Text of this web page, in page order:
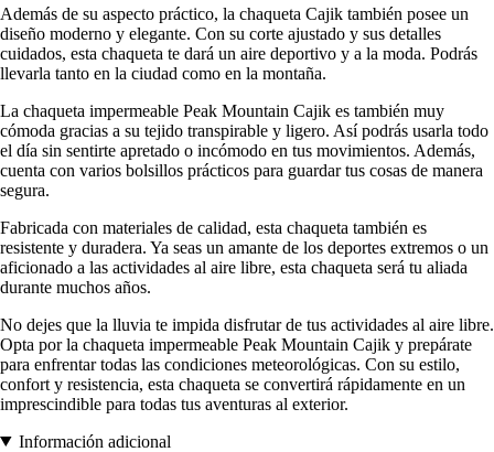
Además de su aspecto práctico, la chaqueta Cajik también posee un
diseño moderno y elegante. Con su corte ajustado y sus detalles
cuidados, esta chaqueta te dará un aire deportivo y a la moda. Podrás
llevarla tanto en la ciudad como en la montaña.
La chaqueta impermeable Peak Mountain Cajik es también muy
cómoda gracias a su tejido transpirable y ligero. Así podrás usarla todo
el día sin sentirte apretado o incómodo en tus movimientos. Además,
cuenta con varios bolsillos prácticos para guardar tus cosas de manera
segura.
Fabricada con materiales de calidad, esta chaqueta también es
resistente y duradera. Ya seas un amante de los deportes extremos o un
aficionado a las actividades al aire libre, esta chaqueta será tu aliada
durante muchos años.
No dejes que la lluvia te impida disfrutar de tus actividades al aire libre.
Opta por la chaqueta impermeable Peak Mountain Cajik y prepárate
para enfrentar todas las condiciones meteorológicas. Con su estilo,
confort y resistencia, esta chaqueta se convertirá rápidamente en un
imprescindible para todas tus aventuras al exterior.
Información adicional